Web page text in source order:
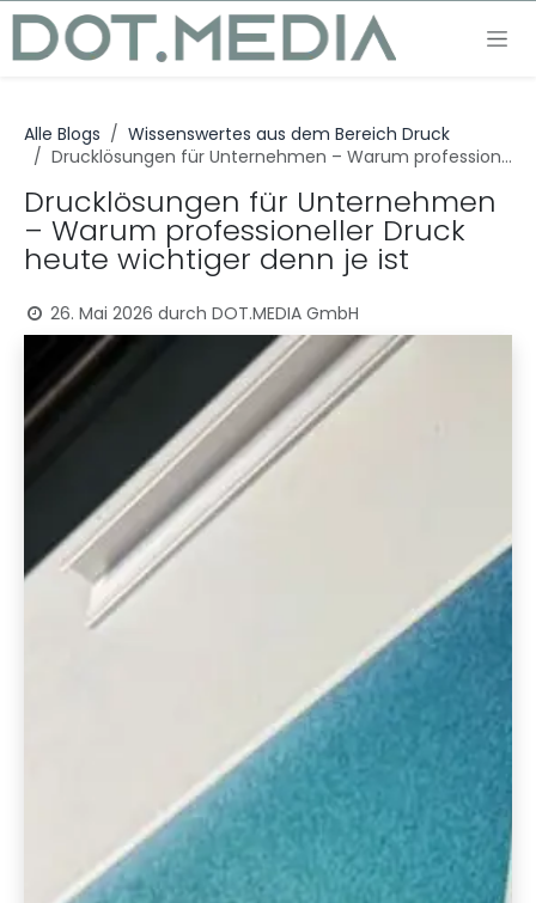
Zum Inhalt springen
Alle Blogs
Wissenswertes aus dem Bereich Druck
Drucklösungen für Unternehmen – Warum professioneller Druck heute wichtiger denn je ist
Drucklösungen für Unternehmen
– Warum professioneller Druck
heute wichtiger denn je ist
26. Mai 2026 durch DOT.MEDIA GmbH